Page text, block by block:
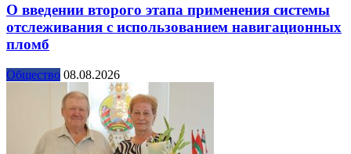
О введении второго этапа применения системы
отслеживания с использованием навигационных
пломб
Общество 08.08.2026